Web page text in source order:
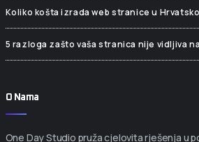
Koliko košta izrada web stranice u
5 razloga zašto vaša stranica nije vidljiva
O Nama
One Day Studio pruža cjelovita rješenja u